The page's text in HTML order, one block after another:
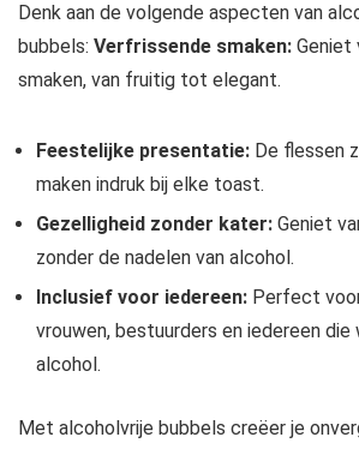
Denk aan de volgende aspecten van
bubbels: Verfrissende smaken: Geniet
smaken, van fruitig tot elegant.
Feestelijke presentatie: De flessen
maken indruk bij elke toast.
Gezelligheid zonder kater: Geniet
zonder de nadelen van alcohol.
Inclusief voor iedereen: Perfect
vrouwen, bestuurders en iedereen
alcohol.
Met alcoholvrije bubbels creëer je